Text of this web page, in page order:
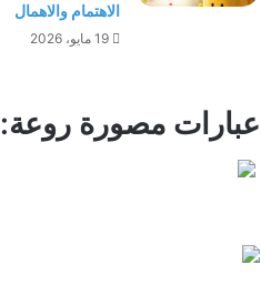
الاهتمام والاهمال
19 مايو، 2026
عبارات مصورة روعة: